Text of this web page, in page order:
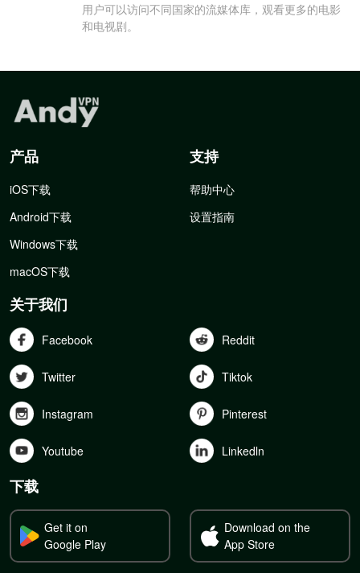
用户可以访问不同国家的流媒体库，观看更多的电影
和电视剧。
产品
iOS下载
Android下载
Windows下载
macOS下载
支持
帮助中心
设置指南
关于我们
Facebook Reddit
Twitter Tiktok
Instagram Pinterest
Youtube Linkedln
下载
Get it on
Google Play
Download on the
App Store